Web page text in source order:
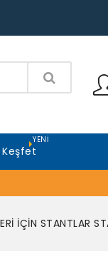
YENI
İÇİN STANTLAR